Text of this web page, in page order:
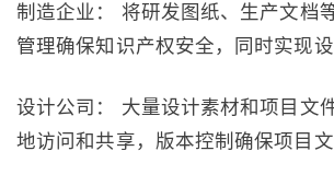
制造企业： 将研发图纸、生产文档
管理确保知识产权安全，同时实现
设计公司： 大量设计素材和项目文
地访问和共享，版本控制确保项目文